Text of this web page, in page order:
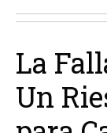
La
Un